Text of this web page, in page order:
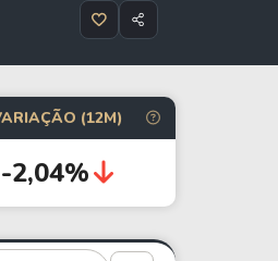
(12M)
-2,04%